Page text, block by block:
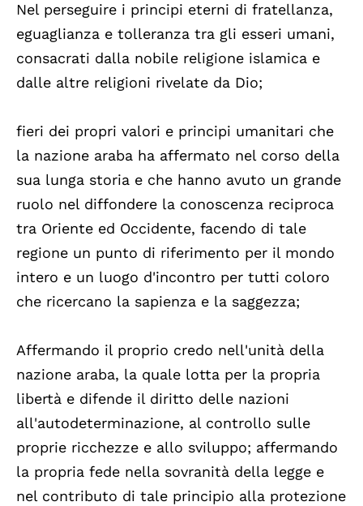
Nel perseguire i principi eterni di fratellanza,
eguaglianza e tolleranza tra gli esseri umani,
consacrati dalla nobile religione islamica e
dalle altre religioni rivelate da Dio;
fieri dei propri valori e principi umanitari che
la nazione araba ha affermato nel corso della
sua lunga storia e che hanno avuto un grande
ruolo nel diffondere la conoscenza reciproca
tra Oriente ed Occidente, facendo di tale
regione un punto di riferimento per il mondo
intero e un luogo d'incontro per tutti coloro
che ricercano la sapienza e la saggezza;
Affermando il proprio credo nell'unità della
nazione araba, la quale lotta per la propria
libertà e difende il diritto delle nazioni
all'autodeterminazione, al controllo sulle
proprie ricchezze e allo sviluppo; affermando
la propria fede nella sovranità della legge e
nel contributo di tale principio alla protezione